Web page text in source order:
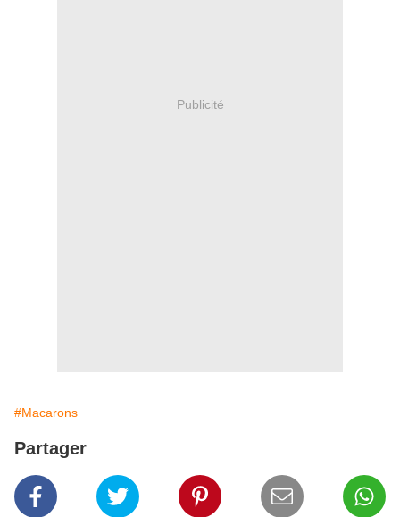
Publicité
#Macarons
Partager